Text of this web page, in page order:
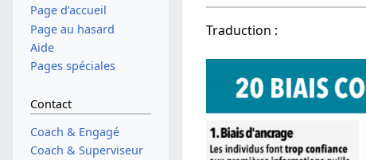
Traduction :
Page d’accueil
Page au hasard
Aide
Pages spéciales
Contact
Coach & Engagé
Coach & Superviseur